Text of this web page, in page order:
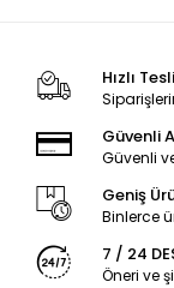
Hızlı
Güvenli
Güvenli
Geniş
Binlerce
7 / 24
Öneri ve